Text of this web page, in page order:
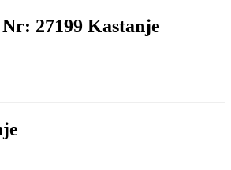
27199 Kastanje